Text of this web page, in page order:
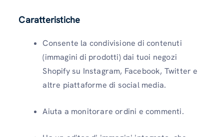
Caratteristiche
Consente la condivisione di contenuti
(immagini di prodotti) dai tuoi negozi
Shopify su Instagram, Facebook, Twitter e
altre piattaforme di social media.
Aiuta a monitorare ordini e commenti.